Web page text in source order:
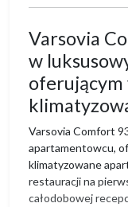
Varsovia
w
oferującym
Varsovia Comfort
apartamentowcu,
klimatyzowane
restauracji na
całodobowej